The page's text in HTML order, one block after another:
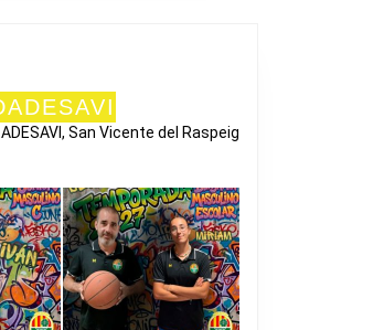
San Vicente del Raspeig